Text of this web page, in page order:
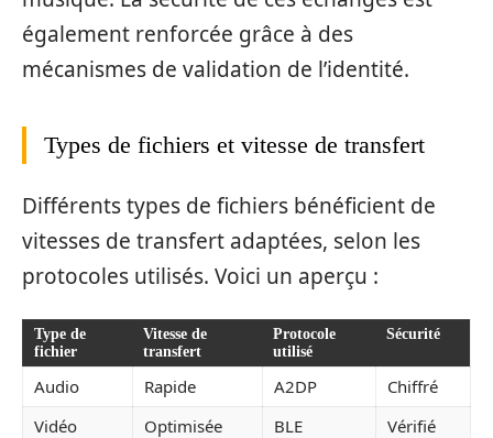
également renforcée grâce à des
mécanismes de validation de l’identité.
Types de fichiers et vitesse de transfert
Différents types de fichiers bénéficient de
vitesses de transfert adaptées, selon les
protocoles utilisés. Voici un aperçu :
Type de
fichier
Vitesse de
transfert
Protocole
utilisé
Sécurité
Audio Rapide A2DP
Chiffré
Vidéo
Optimisée BLE
Vérifié